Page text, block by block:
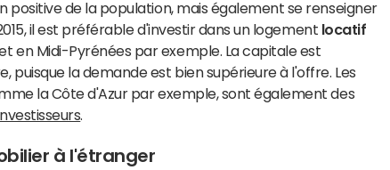
positive de la population, mais également se renseigner
il est préférable d'investir dans un logement locatif
en Midi-Pyrénées par exemple. La capitale est
puisque la demande est bien supérieure à l'offre. Les
la Côte d'Azur par exemple, sont également des
à l'étranger